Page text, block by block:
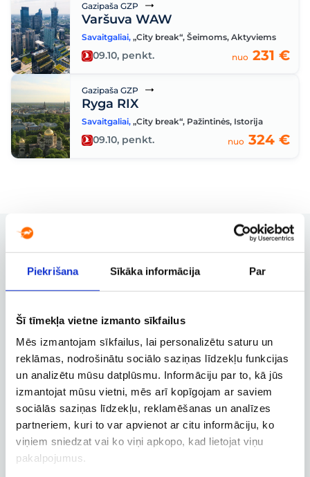
Piekrišana Sīkāka informācija Par
Šī tīmekļa vietne izmanto sīkfailus
Mēs izmantojam sīkfailus, lai personalizētu saturu un
reklāmas, nodrošinātu sociālo saziņas līdzekļu funkcijas
un analizētu mūsu datplūsmu. Informāciju par to, kā jūs
izmantojat mūsu vietni, mēs arī kopīgojam ar saviem
sociālās saziņas līdzekļu, reklamēšanas un analīzes
partneriem, kuri to var apvienot ar citu informāciju, ko
viņiem sniedzat vai ko viņi apkopo, kad lietojat viņu
pakalpojumus.
Gazipaša GZP
Varšuva WAW
Savaitgaliai, „City break“, Šeimoms, Aktyviems
09.10, penkt. nuo 231 €
Gazipaša GZP
Ryga RIX
Savaitgaliai, „City break“, Pažintinės, Istorija
09.10, penkt. nuo 324 €
Užsakymų valdymas
Verslo paskyra
Verslo, tarnybinių ir darbostogų
skrydžių užsakymai